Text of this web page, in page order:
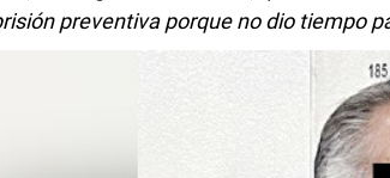
preventiva porque no dio tiempo